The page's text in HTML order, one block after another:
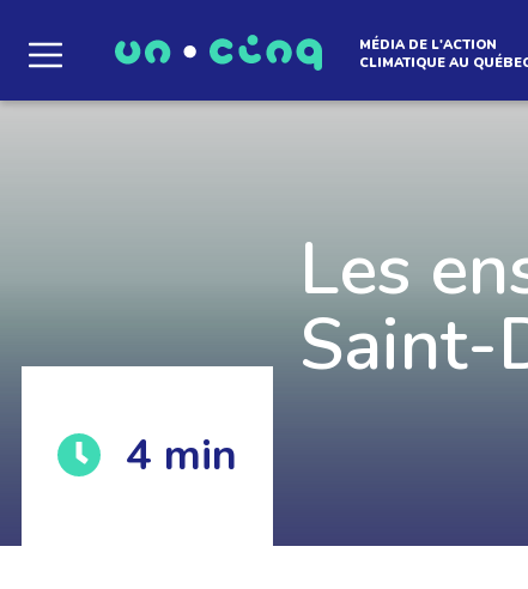
Le média qui
notre infolettre pour découvrir des
qui créent le mouvement.
MÉDIA DE L'ACTION
CLIMATIQUE AU
Les
Saint-
4 min